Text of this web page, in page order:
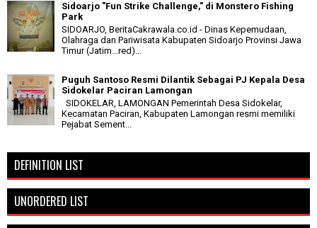
Sidoarjo "Fun Strike Challenge," di Monstero Fishing
Park
SIDOARJO, BeritaCakrawala.co.id - Dinas Kepemudaan,
Olahraga dan Pariwisata Kabupaten Sidoarjo Provinsi Jawa
Timur (Jatim...red)...
Puguh Santoso Resmi Dilantik Sebagai PJ Kepala Desa
Sidokelar Paciran Lamongan
SIDOKELAR, LAMONGAN Pemerintah Desa Sidokelar,
Kecamatan Paciran, Kabupaten Lamongan resmi memiliki
Pejabat Sement...
DEFINITION LIST
UNORDERED LIST